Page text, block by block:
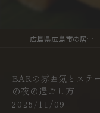
広島県広島市の居酒屋ならdining bar NKURO
BARの雰囲気とステ
の夜の過ごし方
2025/11/09